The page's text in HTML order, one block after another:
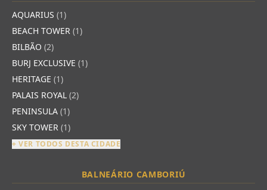
AQUARIUS (1)
BEACH TOWER (1)
BILBÃO (2)
BURJ EXCLUSIVE (1)
HERITAGE (1)
PALAIS ROYAL (2)
PENINSULA (1)
SKY TOWER (1)
+ VER TODOS DESTA CIDADE
BALNEÁRIO CAMBORIÚ